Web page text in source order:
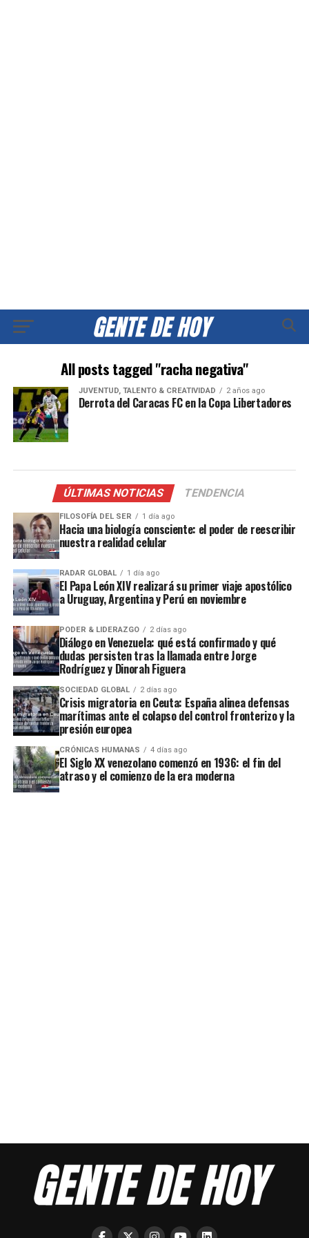
All posts tagged "racha negativa"
JUVENTUD, TALENTO & CREATIVIDAD 2 años ago
Derrota del Caracas FC en la Copa Libertadores
ÚLTIMAS NOTICIAS TENDENCIA
FILOSOFÍA DEL SER 1 día ago
Hacia una biología consciente: el poder de reescribir
nuestra realidad celular
RADAR GLOBAL 1 día ago
El Papa León XIV realizará su primer viaje apostólico
a Uruguay, Argentina y Perú en noviembre
PODER & LIDERAZGO 2 días ago
Diálogo en Venezuela: qué está confirmado y qué
dudas persisten tras la llamada entre Jorge
Rodríguez y Dinorah Figuera
SOCIEDAD GLOBAL 2 días ago
Crisis migratoria en Ceuta: España alinea defensas
marítimas ante el colapso del control fronterizo y la
presión europea
CRÓNICAS HUMANAS 4 días ago
El Siglo XX venezolano comenzó en 1936: el fin del
atraso y el comienzo de la era moderna